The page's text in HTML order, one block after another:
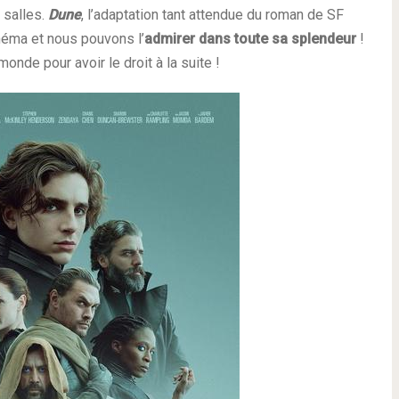
salles. Dune, l’adaptation tant attendue du roman de SF
et nous pouvons l’admirer dans toute sa splendeur !
pour avoir le droit à la suite !